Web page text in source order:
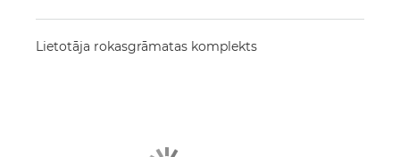
Lietotāja rokasgrāmatas komplekts